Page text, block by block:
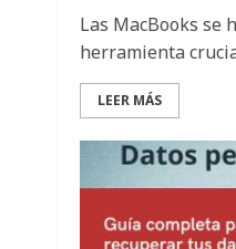
Las MacBooks se
herramienta
LEER MÁS